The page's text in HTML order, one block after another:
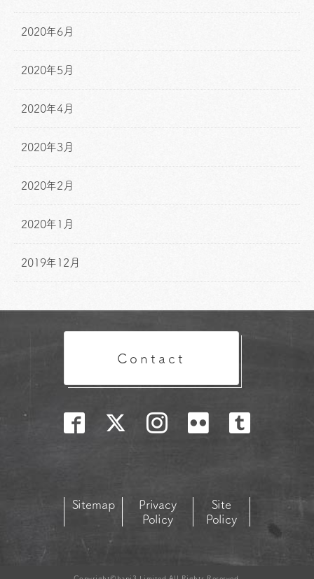
2020年6月
2020年5月
2020年4月
2020年3月
2020年2月
2020年1月
2019年12月
Contact
Sitemap
Privacy
Policy
Site
Policy